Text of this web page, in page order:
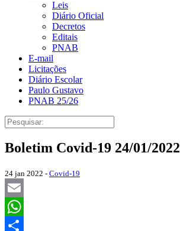
Leis
Diário Oficial
Decretos
Editais
PNAB
E-mail
Licitações
Diário Escolar
Paulo Gustavo
PNAB 25/26
Boletim Covid-19 24/01/2022
24 jan 2022 - Covid-19
Email
WhatsApp